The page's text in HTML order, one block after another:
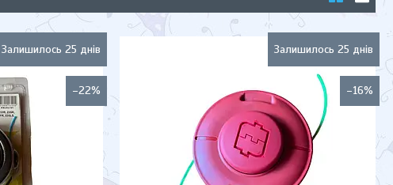
–22%
Залишилось 25 днів
–16%
Залишилось 25 днів